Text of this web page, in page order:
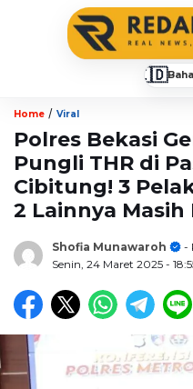
🇮🇩
Home / Viral
Polres Bekasi
Pungli THR di
Cibitung! 3
2 Lainnya Masih
Shofia Munawaroh
-
Senin, 24 Maret 2025 -